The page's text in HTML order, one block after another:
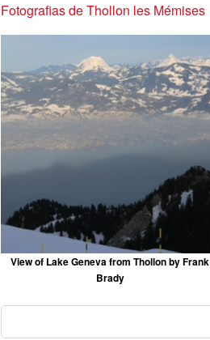
Fotografias de Thollon les Mémises
View of Lake Geneva from Thollon by Frank
Brady